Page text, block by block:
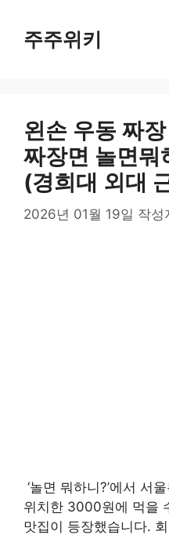
주주위키
왼손 우동 짜
짜장면 놀면뭐
(경희대 외대
2026년 01월 19일 작성
‘놀면 뭐하니?’에서 서
위치한 3000원에 먹을
맛집이 등장했습니다.